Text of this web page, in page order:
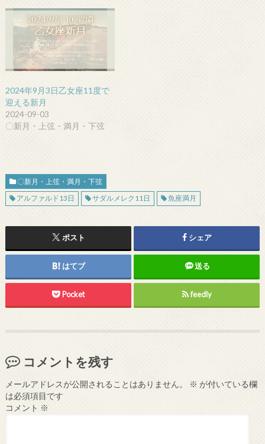
2024年9月3日乙女座11度で
迎える新月
2024-09-03
〇新月・上弦・満月・下弦
〇新月・上弦・満月・下弦
アルファルド13日
サダルメレク11日 魚座満月
ポスト シェア
はてブ 送る
Pocket feedly
コメントを残す
メールアドレスが公開されることはありません。 ※ が付いている欄
は必須項目です
コメント ※